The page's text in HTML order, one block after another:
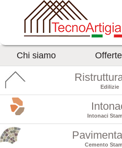
Chi siamo Offerte
Edilizie
Intonaci
Cemento